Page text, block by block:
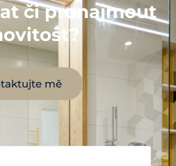
či pronajmout
mě